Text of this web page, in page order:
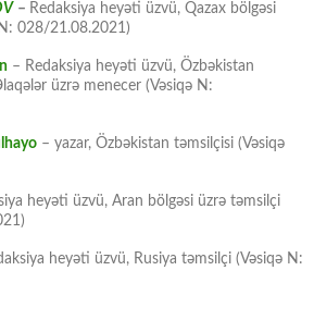
– Redaksiya heyəti üzvü, Qazax bölgəsi
028/21.08.2021)
– Redaksiya heyəti üzvü, Özbəkistan
üzrə menecer (Vəsiqə N:
– yazar, Özbəkistan təmsilçisi (Vəsiqə
heyəti üzvü, Aran bölgəsi üzrə təmsilçi
heyəti üzvü, Rusiya təmsilçi (Vəsiqə N: